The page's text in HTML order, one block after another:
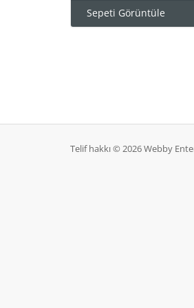
Sepeti Görüntüle
Telif hakkı © 2026 Webby